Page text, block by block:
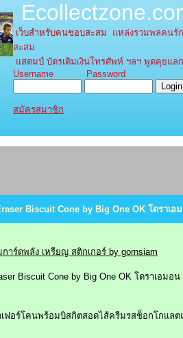
เว็บสำหรับคนชอบสะสม แหล่งรวมพลคนรั
สะสม
แสตมป์ บัตรเติมเงินโทรศัพท์ ฯลฯ พูดคุยแล
Username Password
สมัครสมาชิก
Biscuit Cone by Big One OK โดราเอ
าร์ดพลัง เหรียญ สติกเกอร์ by gornsiam
Biscuit Cone by Big One OK โดราเอมอ
เฟอร์โคนพร้อมบิสกิตสอดไส้ครีมรสช็อกโกแล